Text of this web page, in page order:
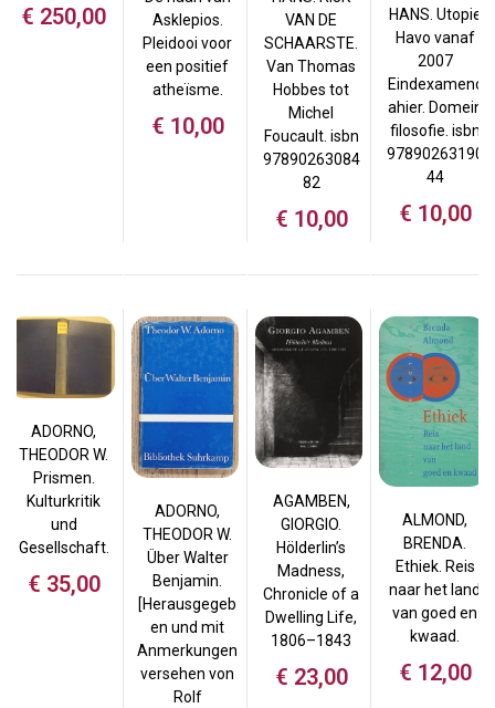
€ 250,00
Asklepios.
Pleidooi voor
een positief
atheïsme.
€ 10,00
VAN DE
SCHAARSTE.
Van Thomas
Hobbes tot
Michel
Foucault. isbn
97890263084
82
€ 10,00
HANS. Utopie
Havo vanaf
2007
Eindexamenc
ahier. Domein
filosofie. isbn
97890263190
44
€ 10,00
ADORNO,
THEODOR W.
Prismen.
Kulturkritik
und
Gesellschaft.
€ 35,00
ADORNO,
THEODOR W.
Über Walter
Benjamin.
[Herausgegeb
en und mit
Anmerkungen
versehen von
Rolf
AGAMBEN,
GIORGIO.
Hölderlin’s
Madness,
Chronicle of a
Dwelling Life,
1806–1843
€ 23,00
ALMOND,
BRENDA.
Ethiek. Reis
naar het land
van goed en
kwaad.
€ 12,00